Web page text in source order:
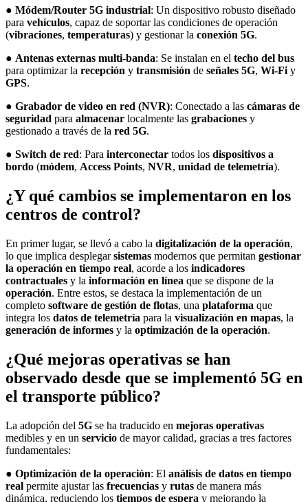
● Módem/Router 5G industrial: Un dispositivo robusto diseñado
para vehículos, capaz de soportar las condiciones de operación
(vibraciones, temperaturas) y gestionar la conexión 5G.
● Antenas externas multi-banda: Se instalan en el techo del bus
para optimizar la recepción y transmisión de señales 5G, Wi-Fi y
GPS.
● Grabador de video en red (NVR): Conectado a las cámaras de
seguridad para almacenar localmente las grabaciones y
gestionado a través de la red 5G.
● Switch de red: Para interconectar todos los dispositivos a
bordo (módem, Access Points, NVR, unidad de telemetría).
¿Y qué cambios se implementaron en los
centros de control?
En primer lugar, se llevó a cabo la digitalización de la operación,
lo que implica desplegarsistemas modernos que permitan gestionar
la operación en tiempo real, acorde a los indicadores
contractuales y la información en línea que se dispone de la
operación. Entre estos, se destaca la implementación de un
completo software de gestión de flotas, una plataforma que
integra los datos de telemetría para la visualización en mapas, la
generación de informes y la optimización de la operación.
¿Qué mejoras operativas se han
observado desde que se implementó 5G en
el transporte público?
La adopción del 5G se ha traducido en mejoras operativas
medibles y en un servicio de mayor calidad, gracias a tres factores
fundamentales:
● Optimización de la operación: El análisis de datos en tiempo
real permite ajustar las frecuencias y rutas de manera más
dinámica, reduciendo los tiempos de espera y mejorando la